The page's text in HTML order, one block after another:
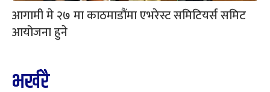
आगामी मे २७ मा काठमाडौंमा एभरेस्ट समिटियर्स समिट
आयोजना हुने
भर्खरै